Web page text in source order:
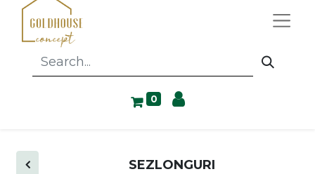
0
SEZLONGURI